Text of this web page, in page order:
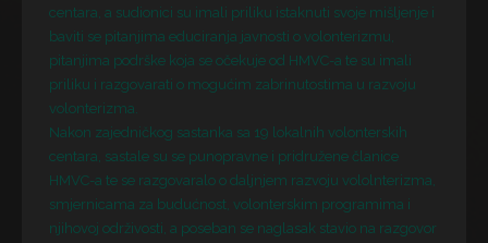
centara, a sudionici su imali priliku istaknuti svoje mišljenje i
baviti se pitanjima educiranja javnosti o volonterizmu,
pitanjima podrške koja se očekuje od HMVC-a te su imali
priliku i razgovarati o mogućim zabrinutostima u razvoju
volonterizma.
Nakon zajedničkog sastanka sa 19 lokalnih volonterskih
centara, sastale su se punopravne i pridružene članice
HMVC-a te se razgovaralo o daljnjem razvoju vololnterizma,
smjernicama za budućnost, volonterskim programima i
njihovoj održivosti, a poseban se naglasak stavio na razgovor